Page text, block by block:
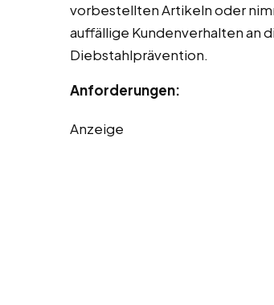
vorbestellten Artikeln oder
auffällige Kundenverhalten an
Diebstahlprävention.
Anforderungen:
Anzeige